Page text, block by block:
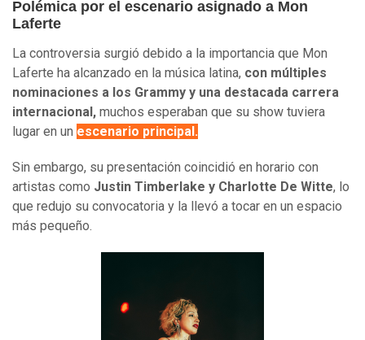
Polémica por el escenario asignado a Mon
Laferte
La controversia surgió debido a la importancia que Mon
Laferte ha alcanzado en la música latina, con múltiples
nominaciones a los Grammy y una destacada carrera
internacional, muchos esperaban que su show tuviera
lugar en un escenario principal.
Sin embargo, su presentación coincidió en horario con
artistas como Justin Timberlake y Charlotte De Witte, lo
que redujo su convocatoria y la llevó a tocar en un espacio
más pequeño.